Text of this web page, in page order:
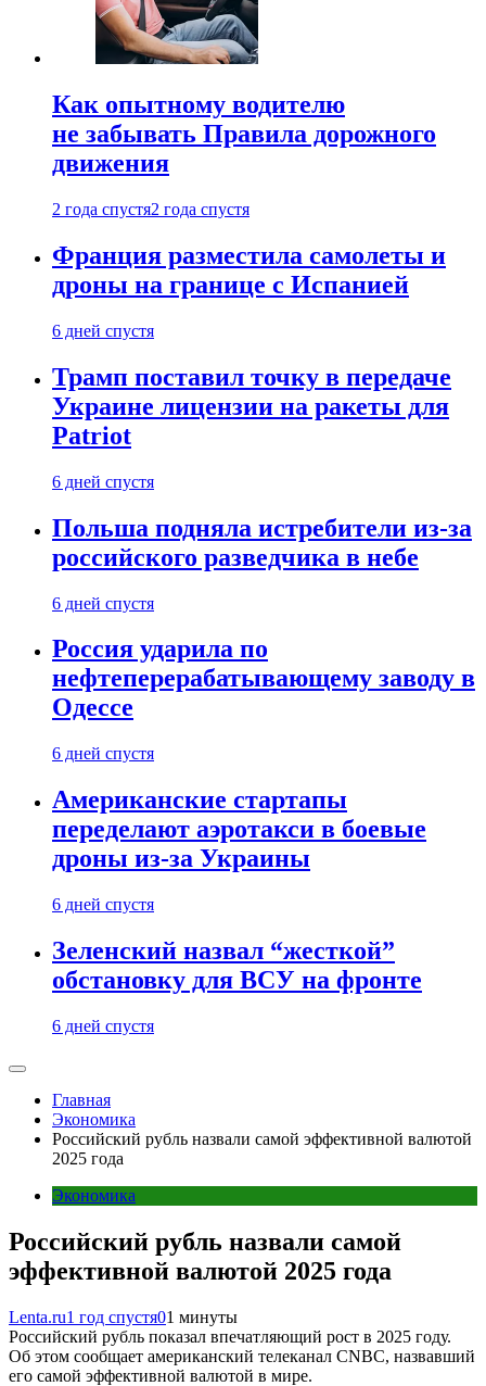
Как опытному водителю
не забывать Правила дорожного
движения
2 года спустя2 года спустя
Франция разместила самолеты и
дроны на границе с Испанией
6 дней спустя
Трамп поставил точку в передаче
Украине лицензии на ракеты для
Patriot
6 дней спустя
Польша подняла истребители из-за
российского разведчика в небе
6 дней спустя
Россия ударила по
нефтеперерабатывающему заводу в
Одессе
6 дней спустя
Американские стартапы
переделают аэротакси в боевые
дроны из-за Украины
6 дней спустя
Зеленский назвал “жесткой”
обстановку для ВСУ на фронте
6 дней спустя
Главная
Экономика
Российский рубль назвали самой эффективной валютой
2025 года
Экономика
Российский рубль назвали самой
эффективной валютой 2025 года
Lenta.ru1 год спустя01 минуты
Российский рубль показал впечатляющий рост в 2025 году.
Об этом сообщает американский телеканал CNBC, назвавший
его самой эффективной валютой в мире.